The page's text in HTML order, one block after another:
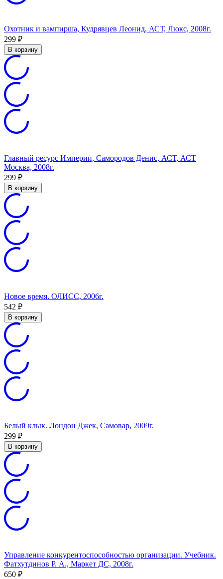
Охотник и вампирша, Кудрявцев Леонид, АСТ, Люкс, 2008г.
299 ₽
В корзину
Главный ресурс Империи, Самородов Денис, АСТ, АСТ
Москва, 2008г.
299 ₽
В корзину
Новое время. ОЛИСС, 2006г.
542 ₽
В корзину
Белый клык. Лондон Джек, Самовар, 2009г.
299 ₽
В корзину
Управление конкурентоспособностью организации. Учебник.
Фатхутдинов Р. А., Маркет ДС, 2008г.
650 ₽